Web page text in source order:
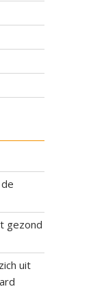
gezond
uit